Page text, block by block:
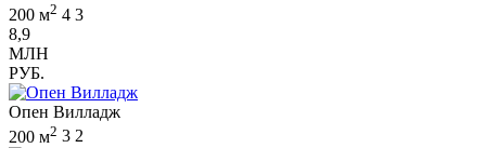
200 м2 4 3
8,9
МЛН
РУБ.
Опен Вилладж
200 м2 3 2